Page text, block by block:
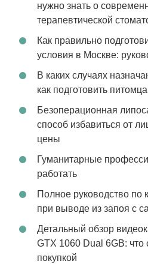
нужно знать о
терапевтической
Как правильно
условия в Москве:
В каких случаях
как подготовить
Безоперационная
способ избавиться от
цены
Гуманитарные
работать
Полное руководство по
при выводе из запоя с
Детальный обзор
GTX 1060 Dual 6GB: что
покупкой